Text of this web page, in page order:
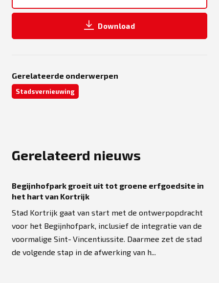
Download
Gerelateerde onderwerpen
Stadsvernieuwing
Gerelateerd nieuws
Begijnhofpark groeit uit tot groene erfgoedsite in
het hart van Kortrijk
Stad Kortrijk gaat van start met de ontwerpopdracht
voor het Begijnhofpark, inclusief de integratie van de
voormalige Sint‑Vincentiussite. Daarmee zet de stad
de volgende stap in de afwerking van h...